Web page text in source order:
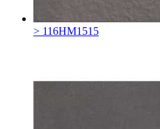
> 116HM1515